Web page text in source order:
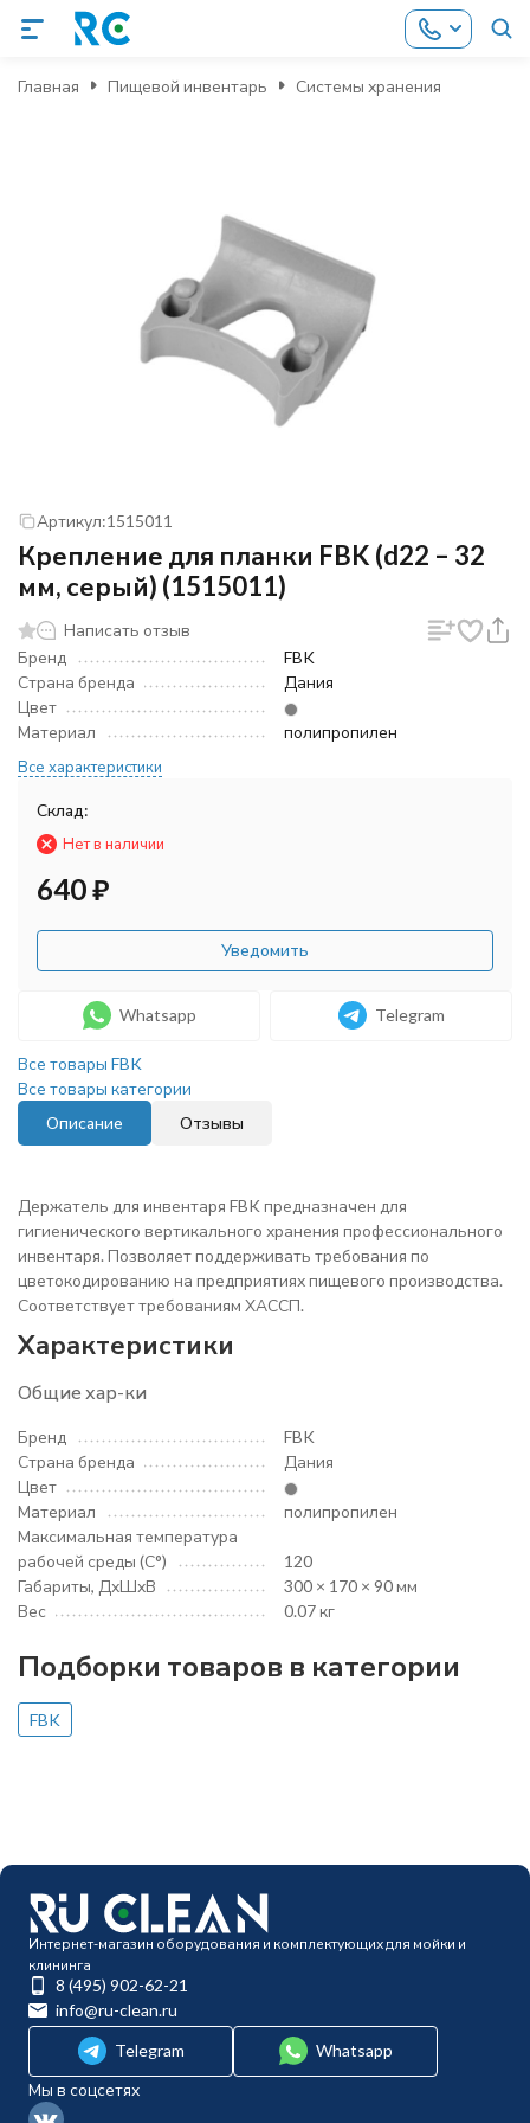
Главная Пищевой инвентарь Системы хранения
Артикул:1515011
Крепление для планки FBK (d22 – 32
мм, серый) (1515011)
Написать отзыв
Бренд
FBK
Страна бренда
Дания
Цвет
Материал
полипропилен
Все характеристики
Склад:
Нет в наличии
640₽
Уведомить
Whatsapp Telegram
Все товары FBK
Все товары категории
Описание
Отзывы
Держатель для инвентаря FBK предназначен для
гигиенического вертикального хранения профессионального
инвентаря. Позволяет поддерживать требования по
цветокодированию на предприятиях пищевого производства.
Соответствует требованиям ХАССП.
Характеристики
Общие хар-ки
Бренд
FBK
Страна бренда
Дания
Цвет
Материал
полипропилен
Максимальная температура
рабочей среды (С°)
120
Габариты, ДхШхВ
300 × 170 × 90 мм
Вес
0.07 кг
Подборки товаров в категории
FBK
Интернет-магазин оборудования и комплектующих для мойки и
клининга
8 (495) 902-62-21
info@ru-clean.ru
Telegram
Whatsapp
Мы в соцсетях